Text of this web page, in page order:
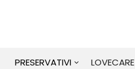
PRESERVATIVI LOVECARE